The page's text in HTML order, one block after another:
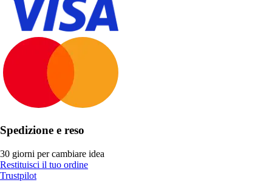
Spedizione e reso
30 giorni per cambiare idea
Restituisci il tuo ordine
Trustpilot